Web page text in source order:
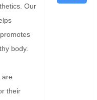
Our
body.
are
their